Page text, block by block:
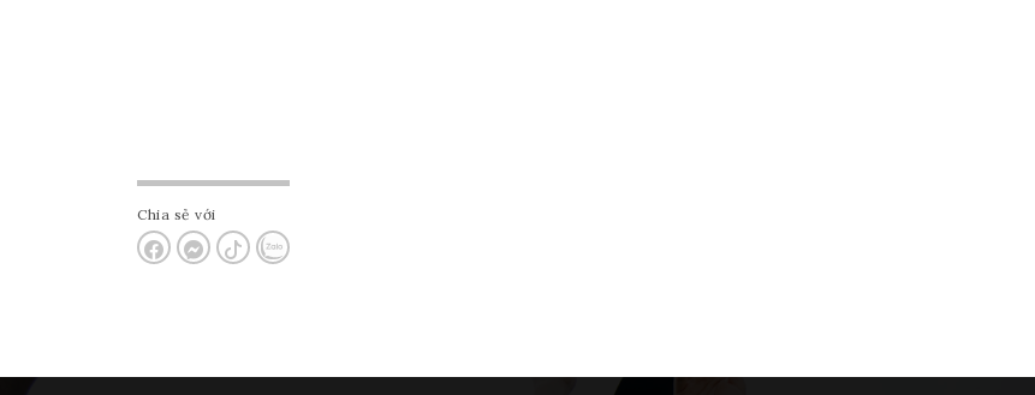
Chia sẻ với